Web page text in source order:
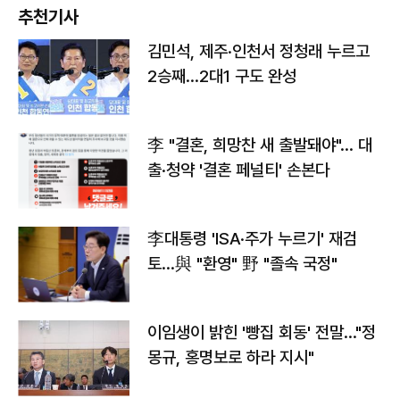
추천기사
김민석, 제주·인천서 정청래 누르고
2승째…2대1 구도 완성
李 "결혼, 희망찬 새 출발돼야"… 대
출·청약 '결혼 페널티' 손본다
李대통령 'ISA·주가 누르기' 재검
토…與 "환영" 野 "졸속 국정"
이임생이 밝힌 '빵집 회동' 전말…"정
몽규, 홍명보로 하라 지시"